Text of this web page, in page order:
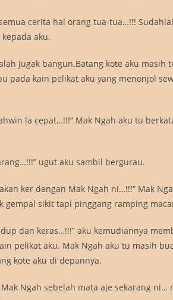
cerita hal orang tua-tua…!!!
aku.
jugak bangun.Batang kote aku
pada kain pelikat aku yang menonjol
la cepat…!!!” Mak Ngah aku tu
ugut aku sambil bergurau.
ker dengan Mak Ngah ni…!!!” Mak
gempal sikit tapi pinggang ramping
dan keras…!!!” aku kemudiannya
pelikat aku. Mak Ngah aku tu masih
kote aku di depannya.
Ngah sebelah mata aje sekarang